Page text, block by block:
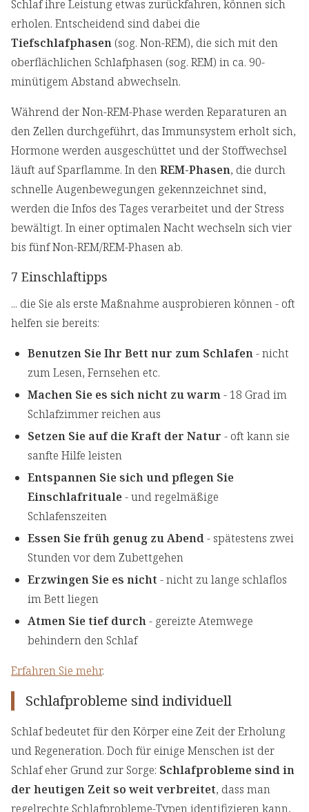
Schlaf ihre Leistung etwas zurückfahren, können sich
erholen. Entscheidend sind dabei die
Tiefschlafphasen (sog. Non-REM), die sich mit den
oberflächlichen Schlafphasen (sog. REM) in ca. 90-
minütigem Abstand abwechseln.
Während der Non-REM-Phase werden Reparaturen an
den Zellen durchgeführt, das Immunsystem erholt sich,
Hormone werden ausgeschüttet und der Stoffwechsel
läuft auf Sparflamme. In denREM-Phasen, die durch
schnelle Augenbewegungen gekennzeichnet sind,
werden die Infos des Tages verarbeitet und der Stress
bewältigt. In einer optimalen Nacht wechseln sich vier
bis fünf Non-REM/REM-Phasen ab.
7 Einschlaftipps
... die Sie als erste Maßnahme ausprobieren können - oft
helfen sie bereits:
Benutzen Sie Ihr Bett nur zum Schlafen- nicht
zum Lesen, Fernsehen etc.
Machen Sie es sich nicht zu warm- 18 Grad im
Schlafzimmer reichen aus
Setzen Sie auf die Kraft der Natur - oft kann sie
sanfte Hilfe leisten
Entspannen Sie sich und pflegen Sie
Einschlafrituale- und regelmäßige
Schlafenszeiten
Essen Sie früh genug zu Abend- spätestens zwei
Stunden vor dem Zubettgehen
Erzwingen Sie es nicht - nicht zu lange schlaflos
im Bett liegen
Atmen Sie tief durch- gereizte Atemwege
behindern den Schlaf
Erfahren Sie mehr.
Schlafprobleme sind individuell
Schlaf bedeutet für den Körper eine Zeit der Erholung
und Regeneration. Doch für einige Menschen ist der
Schlaf eher Grund zur Sorge: Schlafprobleme sind in
der heutigen Zeit so weit verbreitet, dass man
regelrechte Schlafprobleme-Typen identifizieren kann,